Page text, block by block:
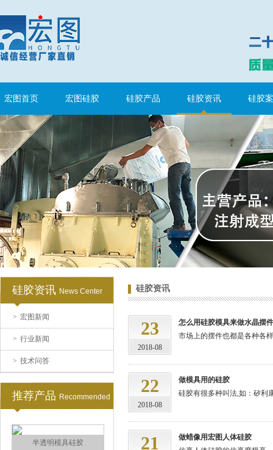
宏图首页 宏图硅胶 硅胶产品 硅胶资讯 硅胶
硅胶资讯 News Center
> 宏图新闻
> 行业新闻
> 技术问答
推荐产品 Recommended
眼镜鼻托专用注射硅胶
涂布硅胶
半透明模具硅胶
硅胶资讯
23
2018-08
怎么用硅胶模具来做水晶摆件
市场上的摆件也都是各种各
22
2018-08
做模具用的硅胶
硅胶有很多种叫法,如：矽利
21
做蜡像用宏图人体硅胶